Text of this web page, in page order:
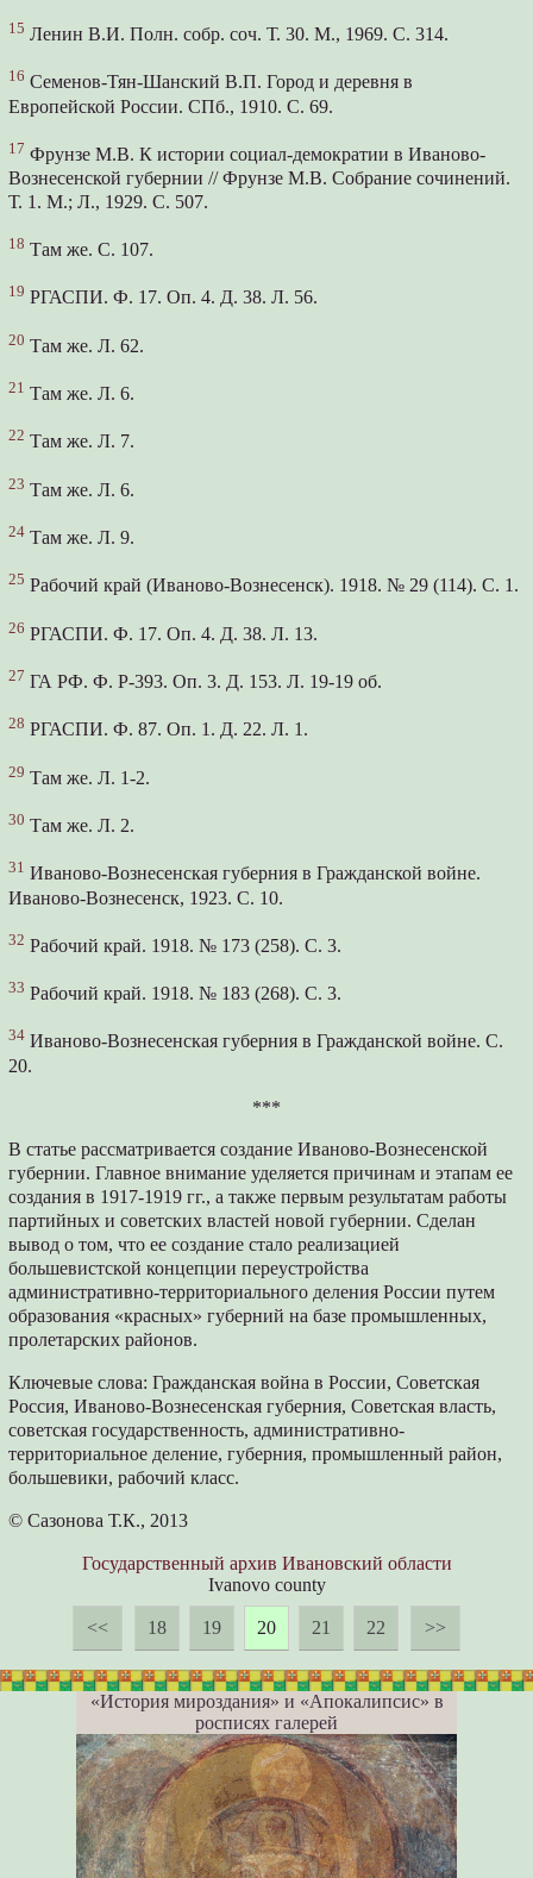
15 Ленин В.И. Полн. собр. соч. Т. 30. М., 1969. С. 314.
16 Семенов-Тян-Шанский В.П. Город и деревня в
Европейской России. СПб., 1910. С. 69.
17 Фрунзе М.В. К истории социал-демократии в Иваново-
Вознесенской губернии // Фрунзе М.В. Собрание сочинений.
Т. 1. М.; Л., 1929. С. 507.
18 Там же. С. 107.
19 РГАСПИ. Ф. 17. Оп. 4. Д. 38. Л. 56.
20 Там же. Л. 62.
21 Там же. Л. 6.
22 Там же. Л. 7.
23 Там же. Л. 6.
24 Там же. Л. 9.
25 Рабочий край (Иваново-Вознесенск). 1918. № 29 (114). С. 1.
26 РГАСПИ. Ф. 17. Оп. 4. Д. 38. Л. 13.
27 ГА РФ. Ф. Р-393. Оп. 3. Д. 153. Л. 19-19 об.
28 РГАСПИ. Ф. 87. Оп. 1. Д. 22. Л. 1.
29 Там же. Л. 1-2.
30 Там же. Л. 2.
31 Иваново-Вознесенская губерния в Гражданской войне.
Иваново-Вознесенск, 1923. С. 10.
32 Рабочий край. 1918. № 173 (258). С. 3.
33 Рабочий край. 1918. № 183 (268). С. 3.
34 Иваново-Вознесенская губерния в Гражданской войне. С.
20.
***
В статье рассматривается создание Иваново-Вознесенской
губернии. Главное внимание уделяется причинам и этапам ее
создания в 1917-1919 гг., а также первым результатам работы
партийных и советских властей новой губернии. Сделан
вывод о том, что ее создание стало реализацией
большевистской концепции переустройства
административно-территориального деления России путем
образования «красных» губерний на базе промышленных,
пролетарских районов.
Ключевые слова: Гражданская война в России, Советская
Россия, Иваново-Вознесенская губерния, Советская власть,
советская государственность, административно-
территориальное деление, губерния, промышленный район,
большевики, рабочий класс.
© Сазонова Т.К., 2013
Государственный архив Ивановский области
Ivanovo county
<< 18 19 20 21 22 >>
«История мироздания» и «Апокалипсис» в
росписях галерей